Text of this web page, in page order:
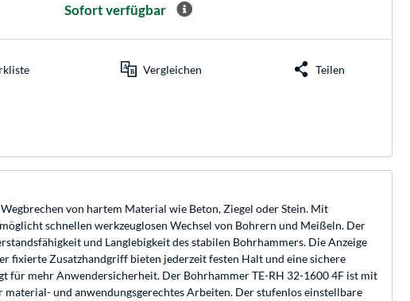
Sofort verfügbar
Vergleichen Teilen
von hartem Material wie Beton, Ziegel oder Stein. Mit
schnellen werkzeuglosen Wechsel von Bohrern und Meißeln. Der
und Langlebigkeit des stabilen Bohrhammers. Die Anzeige
fixierte Zusatzhandgriff bieten jederzeit festen Halt und eine sichere
für mehr Anwendersicherheit. Der Bohrhammer TE-RH 32-1600 4F ist mit
und anwendungsgerechtes Arbeiten. Der stufenlos einstellbare